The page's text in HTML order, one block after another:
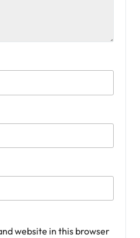
website in this browser